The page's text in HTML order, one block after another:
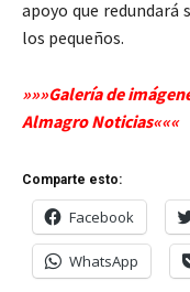
apoyo que redundará
los pequeños.
»»»Galería de
Almagro Noticias«««
Comparte esto:
Facebook
WhatsApp